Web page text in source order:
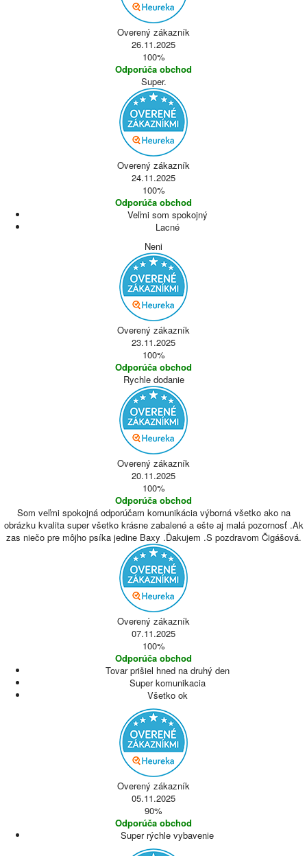
Overený zákazník
26.11.2025
100%
Odporúča obchod
Super.
Overený zákazník
24.11.2025
100%
Odporúča obchod
Veľmi som spokojný
Lacné
Neni
Overený zákazník
23.11.2025
100%
Odporúča obchod
Rychle dodanie
Overený zákazník
20.11.2025
100%
Odporúča obchod
Som veľmi spokojná odporúčam komunikácia výborná všetko ako na
obrázku kvalita super všetko krásne zabalené a ešte aj malá pozornosť .Ak
zas niečo pre môjho psíka jedine Baxy .Ďakujem .S pozdravom Čigášová.
Overený zákazník
07.11.2025
100%
Odporúča obchod
Tovar prišiel hned na druhý den
Super komunikacia
Všetko ok
Overený zákazník
05.11.2025
90%
Odporúča obchod
Super rýchle vybavenie